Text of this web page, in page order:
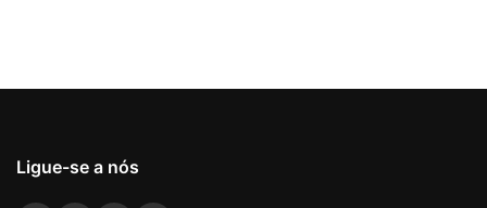
Ligue-se a nós